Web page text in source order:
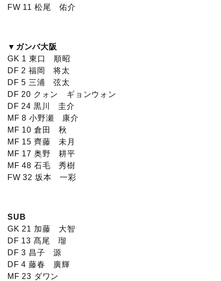
FW 11 松尾 佑介
▼ガンバ大阪
GK 1 東口 順昭
DF 2 福岡 将太
DF 5 三浦 弦太
DF 20 クォン ギョンウォン
DF 24 黒川 圭介
MF 8 小野瀬 康介
MF 10 倉田 秋
MF 15 齊藤 未月
MF 17 奥野 耕平
MF 48 石毛 秀樹
FW 32 坂本 一彩
SUB
GK 21 加藤 大智
DF 13 髙尾 瑠
DF 3 昌子 源
DF 4 藤春 廣輝
MF 23 ダワン